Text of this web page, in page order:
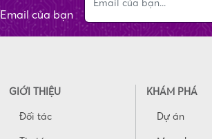
của bạn
GIỚI THIỆU
Đối tác
KHÁM PHÁ
Dự án